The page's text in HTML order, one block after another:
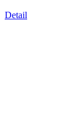
Detail